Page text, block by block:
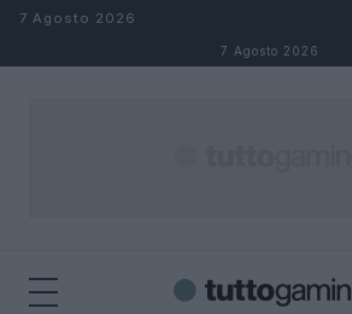
Salta al contenuto
7 Agosto 2026
7 Agosto 2026